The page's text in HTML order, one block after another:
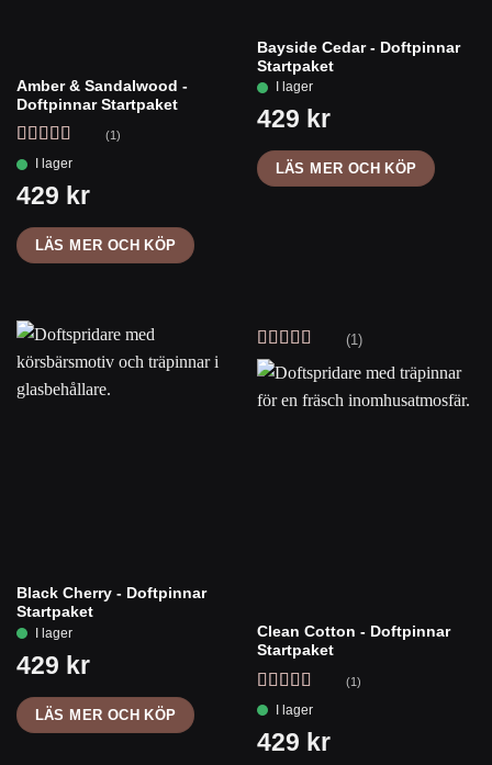
Amber & Sandalwood -
Doftpinnar Startpaket
Betygsatt
(1)
LÄS MER OCH KÖP
Bayside Cedar - Doftpinnar
Startpaket
LÄS MER OCH KÖP
Black Cherry - Doftpinnar
Startpaket
LÄS MER OCH KÖP
Betygsatt
5
av 5
(1)
Clean Cotton - Doftpinnar
Startpaket
Betygsatt
(1)